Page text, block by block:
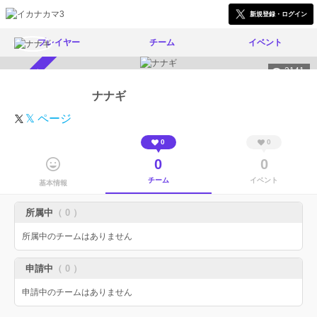
新規登録・ログイン
プレイヤー チーム イベント
2141
ナナギ
𝕏 ページ
基本情報
0
0
チーム
0
0
イベント
所属中 （ 0 ）
所属中のチームはありません
申請中 （ 0 ）
申請中のチームはありません